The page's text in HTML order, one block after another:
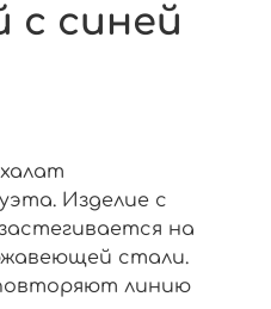
с синей
Изделие с
на
стали.
линию